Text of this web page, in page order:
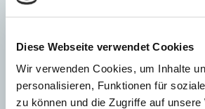
Diese Webseite verwendet Cookies
Wir verwenden Cookies, um Inhalte
personalisieren, Funktionen für
zu können und die Zugriffe auf unsere
Teamplayer – beruflich wie
Wir sind Mitglied im VBKI,